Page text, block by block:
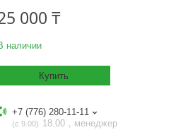
000 ₸
наличии
Купить
+7 (776) 280-11-11
с 9.00 18.00，менеджер